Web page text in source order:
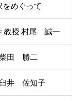
めぐって
教授 村尾 誠一
柴田 勝二
井 佐知子